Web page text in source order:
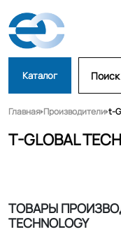
Каталог
Главная Производители t-
T-GLOBAL
ТОВАРЫ
TECHNOLOGY